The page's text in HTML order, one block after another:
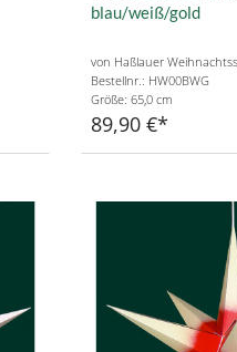
blau/weiß/gold
von Haßlauer
Bestellnr.: HW00BWG
Größe: 65,0 cm
89,90 €